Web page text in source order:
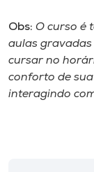
Obs: O curso é
aulas gravadas
cursar no
conforto de
interagindo